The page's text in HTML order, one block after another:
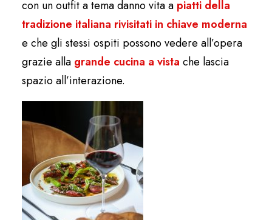
con un outfit a tema danno vita a piatti della
tradizione italiana rivisitati in chiave moderna
e che gli stessi ospiti possono vedere all’opera
grazie alla grande cucina a vista che lascia
spazio all’interazione.